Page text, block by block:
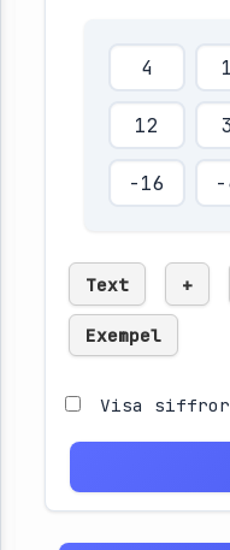
Text +
Exempel
Visa siffror